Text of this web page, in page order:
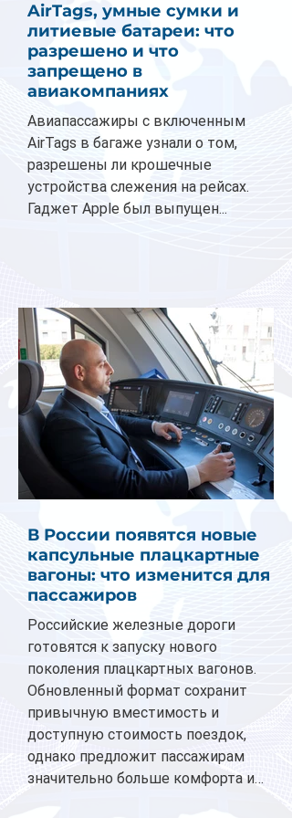
AirTags, умные сумки и
литиевые батареи: что
разрешено и что
запрещено в
авиакомпаниях
Авиапассажиры с включенным
AirTags в багаже узнали о том,
разрешены ли крошечные
устройства слежения на рейсах.
Гаджет Apple был выпущен...
В России появятся новые
капсульные плацкартные
вагоны: что изменится для
пассажиров
Российские железные дороги
готовятся к запуску нового
поколения плацкартных вагонов.
Обновленный формат сохранит
привычную вместимость и
доступную стоимость поездок,
однако предложит пассажирам
значительно больше комфорта и